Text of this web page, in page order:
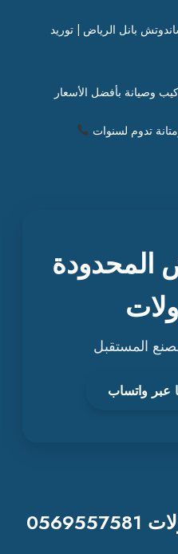
بانل الرياض | توريد
وصيانة بأفضل الأسعار
تدوم لسنوات
المحدودة
المستقبل
عبر واتساب